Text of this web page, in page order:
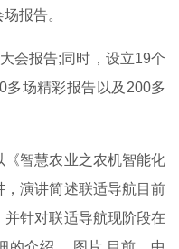
报告。
会报告;同时，设立19个
多场精彩报告以及200多
智慧农业之农机智能化
演讲简述联适导航目前
针对联适导航现阶段在